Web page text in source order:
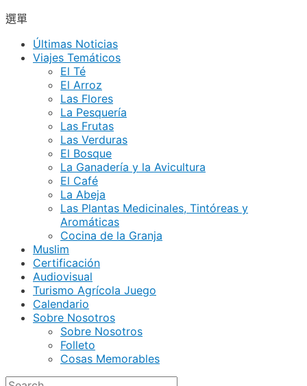
選單
Últimas Noticias
Viajes Temáticos
El Té
El Arroz
Las Flores
La Pesquería
Las Frutas
Las Verduras
El Bosque
La Ganadería y la Avicultura
El Café
La Abeja
Las Plantas Medicinales, Tintóreas y
Aromáticas
Cocina de la Granja
Muslim
Certificación
Audiovisual
Turismo Agrícola Juego
Calendario
Sobre Nosotros
Sobre Nosotros
Folleto
Cosas Memorables